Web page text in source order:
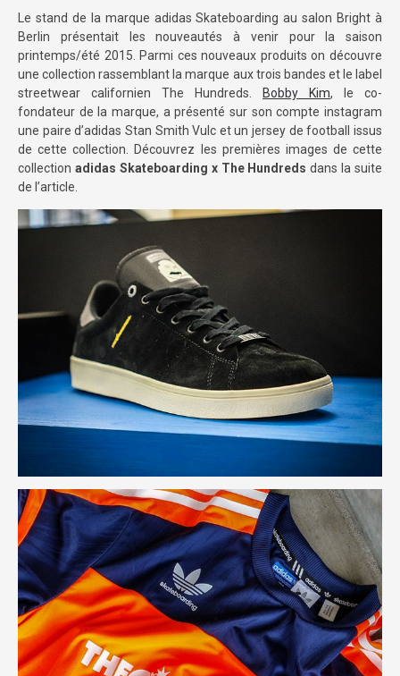
Le stand de la marque adidas Skateboarding au salon Bright à
Berlin présentait les nouveautés à venir pour la saison
printemps/été 2015. Parmi ces nouveaux produits on découvre
une collection rassemblant la marque aux trois bandes et le label
streetwear californien The Hundreds.
Bobby Kim, le co-
fondateur de la marque, a présenté sur son compte instagram
une paire d’adidas Stan Smith Vulc et un jersey de football issus
de cette collection. Découvrez les premières images de cette
collection adidas Skateboarding x The Hundreds dans la suite
de l’article.